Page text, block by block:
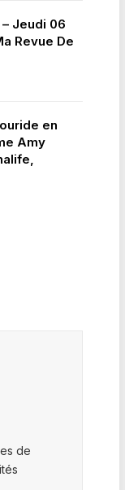
Jeudi 06
Revue De
en
Amy
de